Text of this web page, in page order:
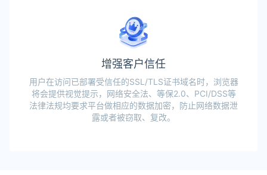
增强客户信任
用户在访问已部署受信任的SSL/TLS证书域名时，浏览器
将会提供视觉提示，网络安全法、等保2.0、PCI/DSS等
法律法规均要求平台做相应的数据加密，防止网络数据泄
露或者被窃取、复改。